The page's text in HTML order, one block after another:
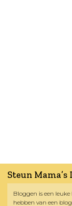
Steun Mama’s
Bloggen is een
hebben van een